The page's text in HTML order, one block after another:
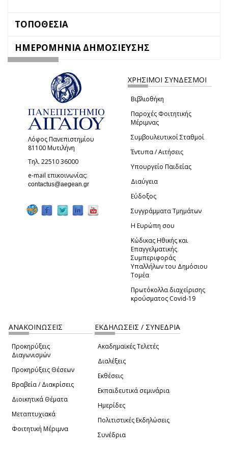
ΤΟΠΟΘΕΣΙΑ
ΗΜΕΡΟΜΗΝΙΑ ΔΗΜΟΣΙΕΥΣΗΣ
Λόφος Πανεπιστημίου
81100 Μυτιλήνη
Τηλ. 22510 36000
e-mail επικοινωνίας:
contactus@aegean.gr (link sends e-mail)
ΧΡΗΣΙΜΟΙ ΣΥΝΔΕΣΜΟΙ
Βιβλιοθήκη
Παροχές Φοιτητικής
Μέριμνας
Συμβουλευτικοί Σταθμοί
Έντυπα / Αιτήσεις
Υπουργείο Παιδείας
Διαύγεια
Εύδοξος
Συγγράμματα Τμημάτων
Η Ευρώπη σου
Κώδικας Ηθικής και
Επαγγελματικής
Συμπεριφοράς
Υπαλλήλων του Δημόσιου
Τομέα
Πρωτόκολλα διαχείρισης
κρούσματος Covid-19
ΑΝΑΚΟΙΝΩΣΕΙΣ
Προκηρύξεις
Διαγωνισμών
Προκηρύξεις Θέσεων
Βραβεία / Διακρίσεις
Διοικητικά Θέματα
Μεταπτυχιακά
Φοιτητική Μέριμνα
ΕΚΔΗΛΩΣΕΙΣ / ΣΥΝΕΔΡΙΑ
Ακαδημαϊκές Τελετές
Διαλέξεις
Εκθέσεις
Εκπαιδευτικά σεμινάρια
Ημερίδες
Πολιτιστικές Εκδηλώσεις
Συνέδρια